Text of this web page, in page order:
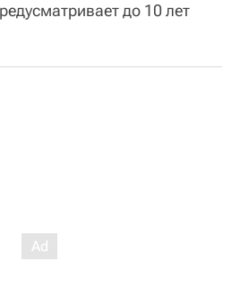
до 10 лет